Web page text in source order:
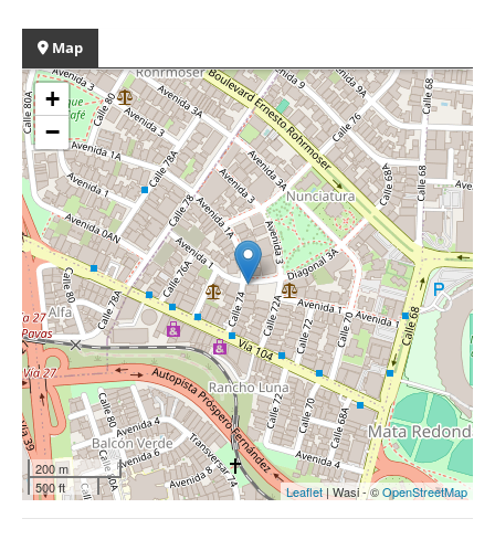
Map
+
−
200 m
500 ft
Leaflet| Wasi - ©OpenStreetMap